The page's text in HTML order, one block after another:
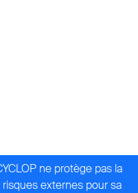
ne protège pas la
externes pour sa